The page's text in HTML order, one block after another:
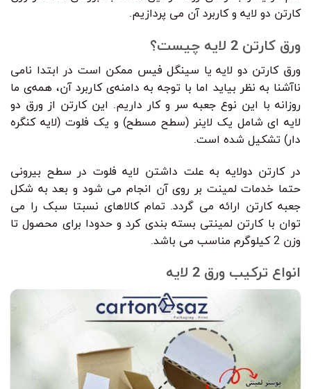
کارتن دو لایه و کاربرد آن می پردازیم.
ورق کارتن 2 لایه چیست؟
ورق کارتن دو لایه یا سینگل فیس ممکن است در ابتدا نامی
ناآشنا به نظر بیاید اما با توجه به دامنه‌ی کاربرد آن، همه‌ی ما
روزانه با این نوع جعبه سر و کار داریم. این کارتن از ورق دو
لایه ای شامل یک لاینر (سطح مسطح) و یک فلوت (لایه کنگره
دار) تشکیل شده است.
در کارتن دولایه به علت داشتن لایه فلوت در سطح بیرونی
حتما خدمات لمینت بر روی آن انجام می شود و بعد به شکل
جعبه کارتن ارائه می گردد. تمام کالاهای نسبتا سبک را می
توان با کارتن لمینتی بسته بندی کرد و حدودا برای محصول تا
وزن 2 کیلوگرم مناسب می باشد.
انواع ترکیب ورق 2 لایه